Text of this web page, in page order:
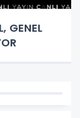
GENEL